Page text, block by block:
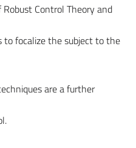
Control Theory and
focalize the subject to the
are a further